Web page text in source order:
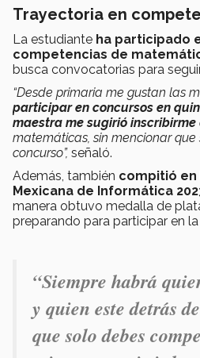
Trayectoria en
La estudiante ha participado
competencias de
busca convocatorias para
“Desde primaria me gustan las
participar en concursos en
maestra me sugirió inscribirme
matemáticas, sin mencionar
concurso”, señaló.
Además, también compitió en
Mexicana de Informática
manera obtuvo medalla de
preparando para participar en
“Siempre habrá
y quien este detrás
que solo debes